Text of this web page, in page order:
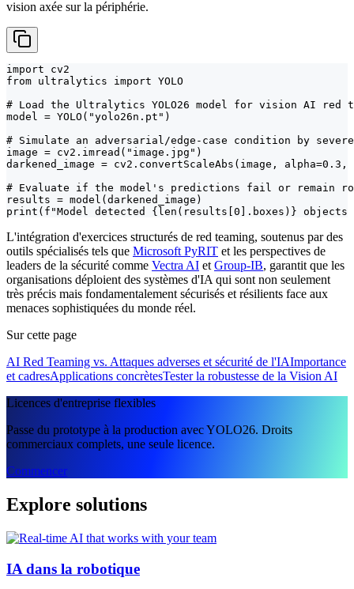
vision axée sur la périphérie.
import cv2
from ultralytics import YOLO
# Load the Ultralytics YOLO26 model for vision AI red
model = YOLO("yolo26n.pt")
# Simulate an adversarial/edge-case condition by
image = cv2.imread("image.jpg")
darkened_image = cv2.convertScaleAbs(image, alpha=0.3,
# Evaluate if the model's predictions fail or remain
results = model(darkened_image)
print(f"Model detected {len(results[0].boxes)}
L'intégration d'exercices structurés de red teaming, soutenus par des
outils spécialisés tels que Microsoft PyRIT et les perspectives de
leaders de la sécurité comme Vectra AI et Group-IB, garantit que les
organisations déploient des systèmes d'IA qui sont non seulement
très précis mais fondamentalement sécurisés et résilients face aux
menaces sophistiquées du monde réel.
Sur cette page
AI Red Teaming vs. Attaques adverses et sécurité de l'IAImportance
et cadresApplications concrètesTester la robustesse de la Vision AI
Licences d'entreprise flexibles
Passe du prototype à la production avec YOLO26. Droits
commerciaux complets, une seule licence.
Commencer
Explore solutions
IA dans la robotique